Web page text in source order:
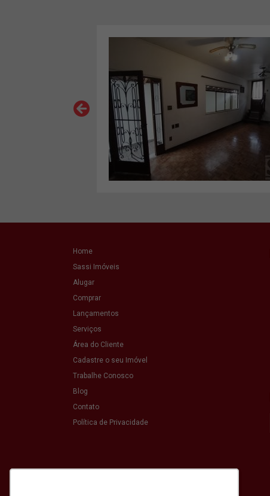
Home
Sassi Imóveis
Alugar
Comprar
Lançamentos
Serviços
Área do Cliente
Cadastre o seu Imóvel
Trabalhe Conosco
Blog
Contato
Política de Privacidade